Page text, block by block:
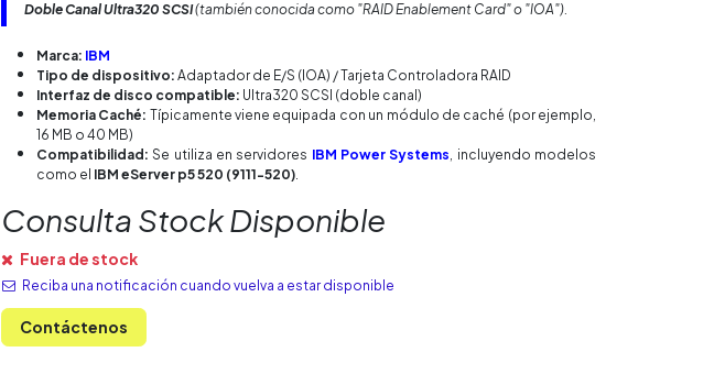
Doble Canal Ultra320 SCSI(también conocida como "RAID Enablement Card" o "IOA").
Marca: IBM
Tipo de dispositivo: Adaptador de E/S (IOA) / Tarjeta Controladora RAID
Interfaz de disco compatible: Ultra320 SCSI (doble canal)
Memoria Caché: Típicamente viene equipada con un módulo de caché (por ejemplo,
16 MB o 40 MB)
Compatibilidad: Se utiliza en servidores IBM Power Systems, incluyendo modelos
como el IBM eServer p5 520 (9111-520).
Consulta Stock Disponible
Fuera de stock
Reciba una notificación cuando vuelva a estar disponible
Contáctenos